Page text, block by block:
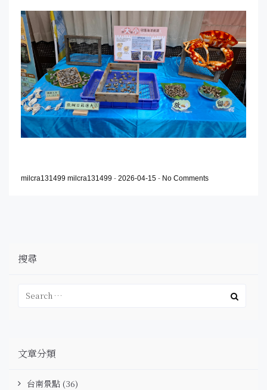
milcra131499 milcra131499 - 2026-04-15 - No Comments
搜尋
文章分類
台南景點 (36)